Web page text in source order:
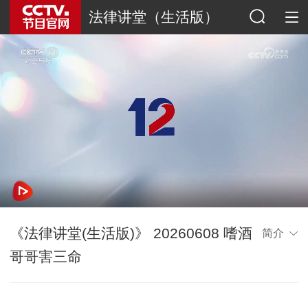
法律讲堂（生活版）
《法律讲堂(生活版)》 20260608 嗜酒
哥哥害三命
简介